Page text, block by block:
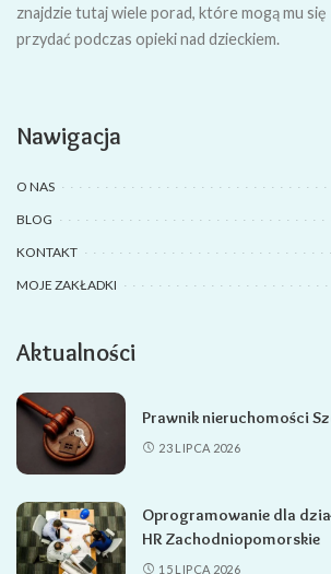
znajdzie tutaj wiele porad, które mogą mu się
przydać podczas opieki nad dzieckiem.
Nawigacja
O NAS
BLOG
KONTAKT
MOJE ZAKŁADKI
Aktualności
Prawnik nieruchomości
23 LIPCA 2026
Oprogramowanie dla
HR Zachodniopomorskie
15 LIPCA 2026